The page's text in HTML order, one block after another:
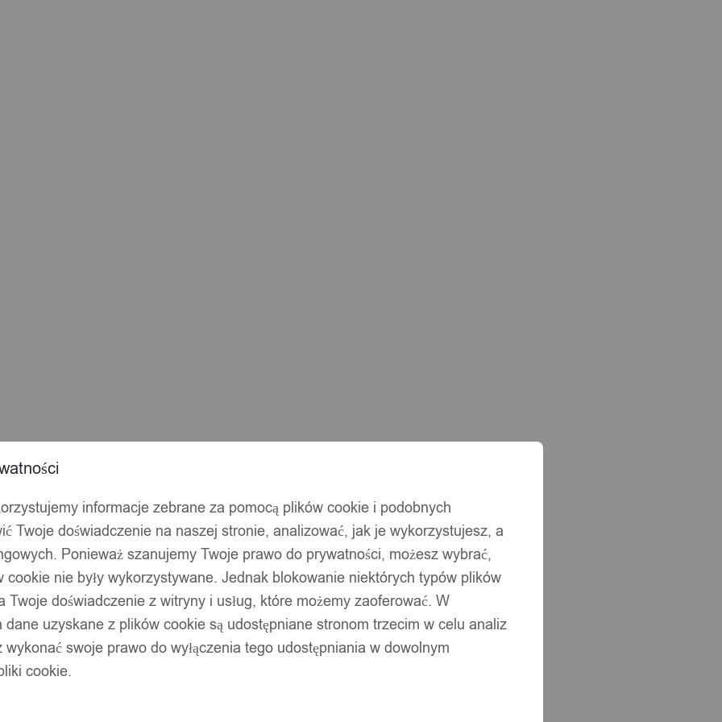
informacje zebrane za pomocą plików cookie i podobnych
Twoje doświadczenie na naszej stronie, analizować, jak je wykorzystujesz, a
Ponieważ szanujemy Twoje prawo do prywatności, możesz wybrać,
cookie nie były wykorzystywane. Jednak blokowanie niektórych typów plików
Twoje doświadczenie z witryny i usług, które możemy zaoferować. W
uzyskane z plików cookie są udostępniane stronom trzecim w celu analiz
swoje prawo do wyłączenia tego udostępniania w dowolnym
cookie.